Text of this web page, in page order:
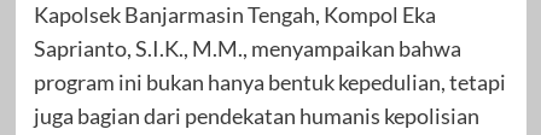
Kapolsek Banjarmasin Tengah, Kompol Eka
Saprianto, S.I.K., M.M., menyampaikan bahwa
program ini bukan hanya bentuk kepedulian, tetapi
juga bagian dari pendekatan humanis kepolisian